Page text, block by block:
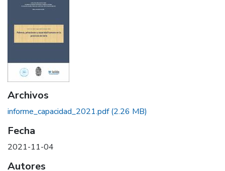
Archivos
informe_capacidad_2021.pdf(2.26 MB)
Fecha
2021-11-04
Autores